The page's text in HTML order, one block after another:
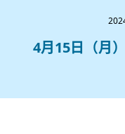
選ばれる理由
教室紹介
模試のご案内
4月15日（月